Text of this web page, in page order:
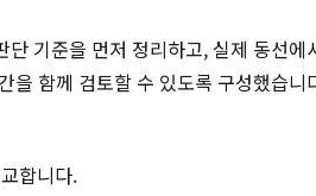
기준을 먼저 정리하고, 실제 동선
을 함께 검토할 수 있도록 구성했습니
합니다.